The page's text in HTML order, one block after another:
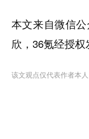
本文来自微信
欣，36氪经授权
该文观点仅代表作者本